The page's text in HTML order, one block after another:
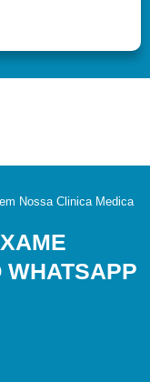
Nossa Clinica Medica
WHATSAPP